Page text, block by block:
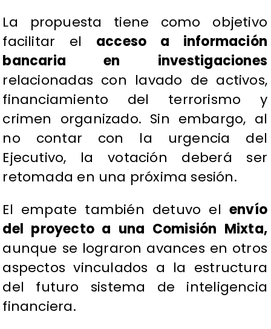
La propuesta tiene como objetivo
facilitar el acceso a información
bancaria en investigaciones
relacionadas con lavado de activos,
financiamiento del terrorismo y
crimen organizado. Sin embargo, al
no contar con la urgencia del
Ejecutivo, la votación deberá ser
retomada en una próxima sesión.
El empate también detuvo el envío
del proyecto a una Comisión Mixta,
aunque se lograron avances en otros
aspectos vinculados a la estructura
del futuro sistema de inteligencia
financiera.